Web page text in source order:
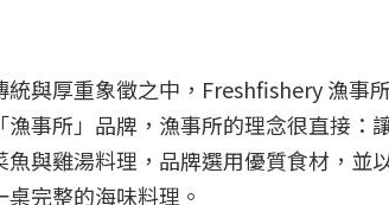
統與厚重象徵之中，Freshfishery 漁
事所」品牌，漁事所的理念很直接
魚與雞湯料理，品牌選用優質食材，並
完整的海味料理。